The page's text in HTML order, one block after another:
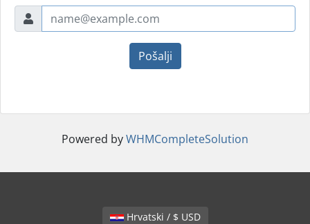
Pošalji
Powered byWHMCompleteSolution
Hrvatski / $ USD